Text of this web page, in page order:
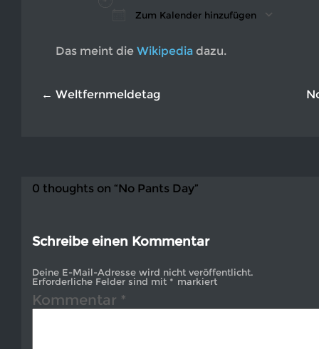
Zum Kalender hinzufügen
Das meint die Wikipedia dazu.
← Weltfernmeldetag
0 thoughts on “No Pants Day”
Schreibe einen Kommentar
Deine E-Mail-Adresse wird nicht veröffentlicht.
Erforderliche Felder sind mit * markiert
Kommentar *